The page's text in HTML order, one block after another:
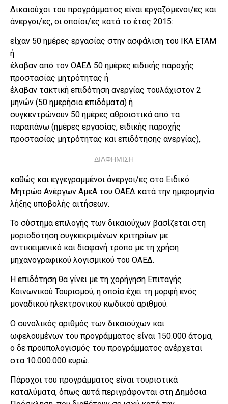
Δικαιούχοι του προγράμματος είναι εργαζόμενοι/ες και
άνεργοι/ες, οι οποίοι/ες κατά το έτος 2015:
είχαν 50 ημέρες εργασίας στην ασφάλιση του ΙΚΑ ΕΤΑΜ
ή
έλαβαν από τον ΟΑΕΔ 50 ημέρες ειδικής παροχής
προστασίας μητρότητας ή
έλαβαν τακτική επιδότηση ανεργίας τουλάχιστον 2
μηνών (50 ημερήσια επιδόματα) ή
συγκεντρώνουν 50 ημέρες αθροιστικά από τα
παραπάνω (ημέρες εργασίας, ειδικής παροχής
προστασίας μητρότητας και επιδότησης ανεργίας),
ΔΙΑΦΗΜΙΣΗ
καθώς και εγγεγραμμένοι άνεργοι/ες στο Ειδικό
Μητρώο Ανέργων ΑμεΑ του ΟΑΕΔ κατά την ημερομηνία
λήξης υποβολής αιτήσεων.
Το σύστημα επιλογής των δικαιούχων βασίζεται στη
μοριοδότηση συγκεκριμένων κριτηρίων με
αντικειμενικό και διαφανή τρόπο με τη χρήση
μηχανογραφικού λογισμικού του ΟΑΕΔ.
Η επιδότηση θα γίνει με τη χορήγηση Επιταγής
Κοινωνικού Τουρισμού, η οποία έχει τη μορφή ενός
μοναδικού ηλεκτρονικού κωδικού αριθμού.
Ο συνολικός αριθμός των δικαιούχων και
ωφελουμένων του προγράμματος είναι 150.000 άτομα,
ο δε προϋπολογισμός του προγράμματος ανέρχεται
στα 10.000.000 ευρώ.
Πάροχοι του προγράμματος είναι τουριστικά
καταλύματα, όπως αυτά περιγράφονται στη Δημόσια